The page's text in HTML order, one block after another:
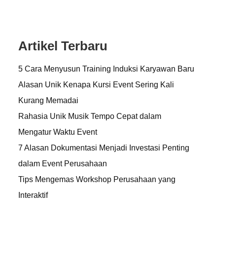
Artikel Terbaru
5 Cara Menyusun Training Induksi Karyawan Baru
Alasan Unik Kenapa Kursi Event Sering Kali
Kurang Memadai
Rahasia Unik Musik Tempo Cepat dalam
Mengatur Waktu Event
7 Alasan Dokumentasi Menjadi Investasi Penting
dalam Event Perusahaan
Tips Mengemas Workshop Perusahaan yang
Interaktif